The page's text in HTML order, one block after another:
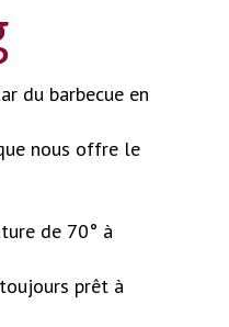
du barbecue en
nous offre le
de 70° à
prêt à